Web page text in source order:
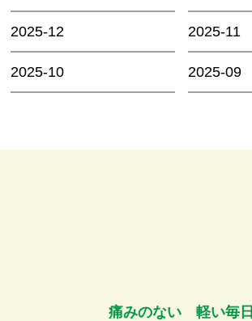
2025-12 2025-11
2025-10 2025-09
痛みのない 軽い毎日